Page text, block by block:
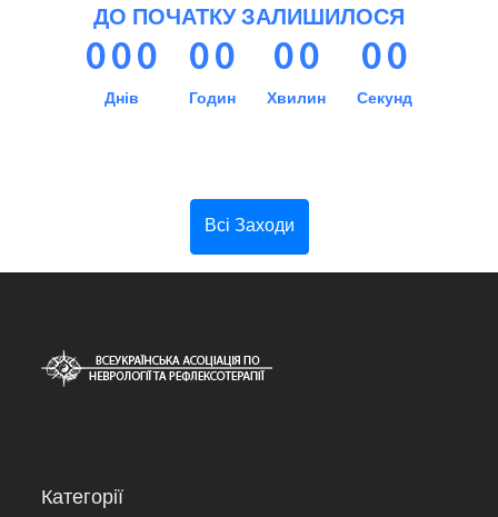
ДО ПОЧАТКУ ЗАЛИШИЛОСЯ
000
Днів
00
Годин
00
Хвилин
00
Секунд
Всі Заходи
Категорії